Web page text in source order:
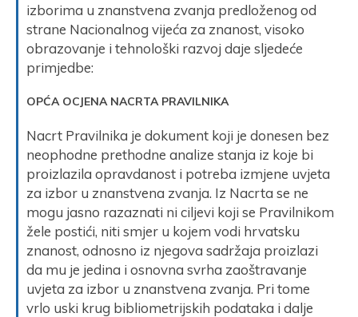
izborima u znanstvena zvanja predloženog od
strane Nacionalnog vijeća za znanost, visoko
obrazovanje i tehnološki razvoj daje sljedeće
primjedbe:
OPĆA OCJENA NACRTA PRAVILNIKA
Nacrt Pravilnika je dokument koji je donesen bez
neophodne prethodne analize stanja iz koje bi
proizlazila opravdanost i potreba izmjene uvjeta
za izbor u znanstvena zvanja. Iz Nacrta se ne
mogu jasno razaznati ni ciljevi koji se Pravilnikom
žele postići, niti smjer u kojem vodi hrvatsku
znanost, odnosno iz njegova sadržaja proizlazi
da mu je jedina i osnovna svrha zaoštravanje
uvjeta za izbor u znanstvena zvanja. Pri tome
vrlo uski krug bibliometrijskih podataka i dalje